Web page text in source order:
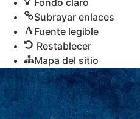
Fondo claro
Subrayar enlaces
Fuente legible
Restablecer
Mapa del sitio